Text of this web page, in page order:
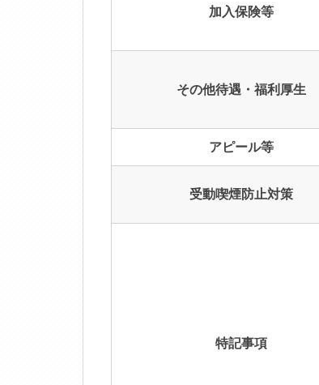
加入保険等
その他待遇・福利厚生
アピール等
受動喫煙防止対策
特記事項